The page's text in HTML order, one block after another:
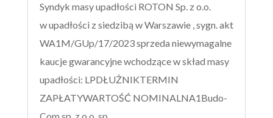
Syndyk masy upadłości ROTON Sp. z o.o.
w upadłości z siedzibą w Warszawie , sygn. akt
WA1M/GUp/17/2023 sprzeda niewymagalne
kaucje gwarancyjne wchodzące w skład masy
upadłości: LPDŁUŻNIKTERMIN
ZAPŁATYWARTOŚĆ NOMINALNA1Budo-